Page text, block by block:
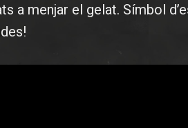
a menjar el gelat. Símbol